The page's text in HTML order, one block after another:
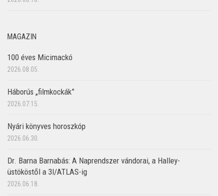
MAGAZIN
100 éves Micimackó
2026.08.05.
Háborús „filmkockák”
2026.07.15.
Nyári könyves horoszkóp
2026.06.30.
Dr. Barna Barnabás: A Naprendszer vándorai, a Halley-
üstököstől a 3I/ATLAS-ig
2026.06.18.